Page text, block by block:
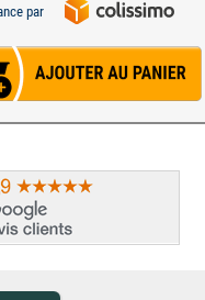
par